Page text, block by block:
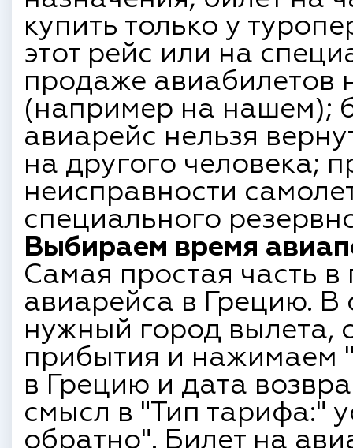
купить только у
этот рейс или на
продаже авиабилетов
(например на нашем);
авиарейс нельзя
на другого человека;
неисправности
специального
Выбираем время
Самая простая часть
авиарейса в Грецию.
нужный город вылета,
прибытия и нажимаем
в Грецию и дата
смысл в "Тип тарифа:"
обратно". Билет на